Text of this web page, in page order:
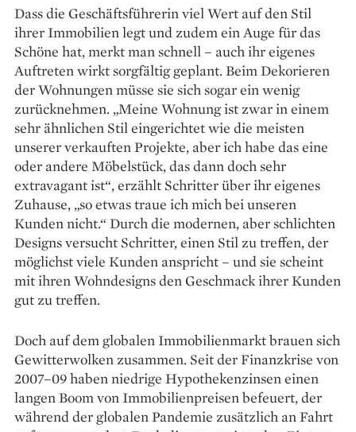
Dass die Geschäftsführerin viel Wert auf den Stil
ihrer Immobilien legt und zudem ein Auge für das
Schöne hat, merkt man schnell – auch ihr eigenes
Auftreten wirkt sorgfältig geplant. Beim Dekorieren
der Wohnungen müsse sie sich sogar ein wenig
zurücknehmen. „Meine Wohnung ist zwar in einem
sehr ähnlichen Stil eingerichtet wie die meisten
unserer verkauften Projekte, aber ich habe das eine
oder andere Möbelstück, das dann doch sehr
extravagant ist“, erzählt Schritter über ihr eigenes
Zuhause, „so etwas traue ich mich bei unseren
Kunden nicht.“ Durch die modernen, aber schlichten
Designs versucht Schritter, einen Stil zu treffen, der
möglichst viele Kunden anspricht – und sie scheint
mit ihren Wohndesigns den Geschmack ihrer Kunden
gut zu treffen.
Doch auf dem globalen Immobilienmarkt brauen sich
Gewitterwolken zusammen. Seit der Finanzkrise von
2007–09 haben niedrige Hypothekenzinsen einen
langen Boom von Immobi­lienpreisen befeuert, der
während der globalen Pandemie zusätzlich an Fahrt